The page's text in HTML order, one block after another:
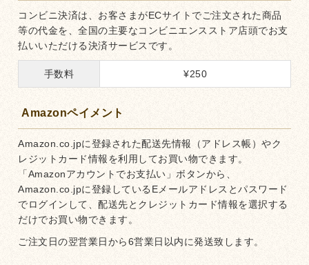
コンビニ決済は、お客さまがECサイトでご注文された商品
等の代金を、全国の主要なコンビニエンスストア店頭でお支
払いいただける決済サービスです。
手数料 ¥250
Amazonペイメント
Amazon.co.jpに登録された配送先情報（アドレス帳）やク
レジットカード情報を利用してお買い物できます。
「Amazonアカウントでお支払い」ボタンから、
Amazon.co.jpに登録しているEメールアドレスとパスワード
でログインして、配送先とクレジットカード情報を選択する
だけでお買い物できます。
ご注文日の翌営業日から6営業日以内に発送致します。